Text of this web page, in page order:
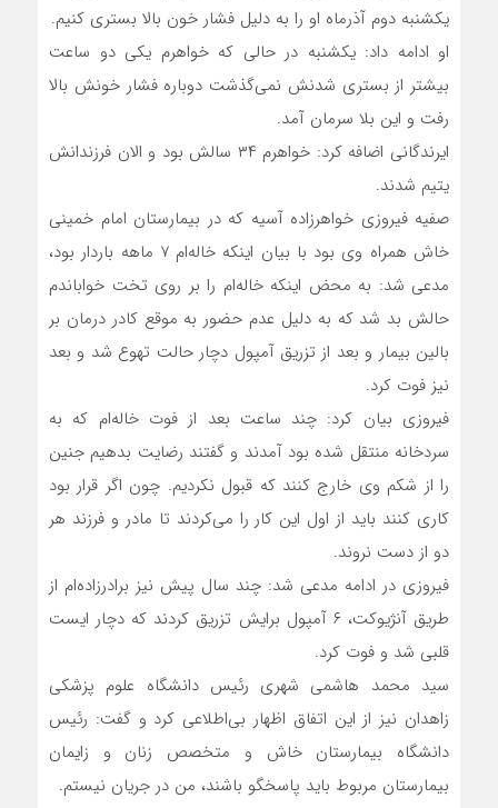
یکشنبه دوم آذرماه او را به دلیل فشار خون بالا بستری کنیم.
او ادامه داد: یکشنبه در حالی که خواهرم یکی دو ساعت
بیشتر از بستری شدنش نمی‌گذشت دوباره فشار خونش بالا
رفت و این بلا سرمان آمد.
ایرندگانی اضافه کرد: خواهرم ۳۴ سالش بود و الان فرزندانش
یتیم شدند.
صفیه فیروزی خواهرزاده آسیه که در بیمارستان امام خمینی
خاش همراه وی بود با بیان اینکه خاله‌ام ۷ ماهه باردار بود،
مدعی شد: به محض اینکه خاله‌ام را بر روی تخت خواباندم
حالش بد شد که به دلیل عدم حضور به موقع کادر درمان بر
بالین بیمار و بعد از تزریق آمپول دچار حالت تهوع شد و بعد
نیز فوت کرد.
فیروزی بیان کرد: چند ساعت بعد از فوت خاله‌ام که به
سردخانه منتقل شده بود آمدند و گفتند رضایت بدهیم جنین
را از شکم وی خارج کنند که قبول نکردیم. چون اگر قرار بود
کاری کنند باید از اول این کار را می‌کردند تا مادر و فرزند هر
دو از دست نروند.
فیروزی در ادامه مدعی شد: چند سال پیش نیز برادرزاده‌ام از
طریق آنژیوکت، ۶ آمپول برایش تزریق کردند که دچار ایست
قلبی شد و فوت کرد.
سید محمد هاشمی شهری رئیس دانشگاه علوم پزشکی
زاهدان نیز از این اتفاق اظهار بی‌اطلاعی کرد و گفت: رئیس
دانشگاه بیمارستان خاش و متخصص زنان و زایمان
بیمارستان مربوط باید پاسخگو باشند، من در جریان نیستم.